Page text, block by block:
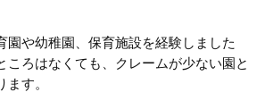
園や幼稚園、保育施設を経験しました
ころはなくても、クレームが少ない園と
す。